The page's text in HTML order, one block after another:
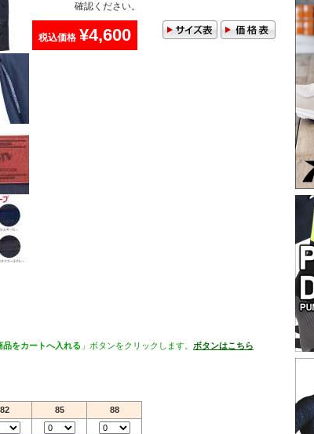
確認ください。
税込価格 ¥4,600
品をカートへ入れる 」ボタンをクリックします。 ボタンはこちら
82 85 88